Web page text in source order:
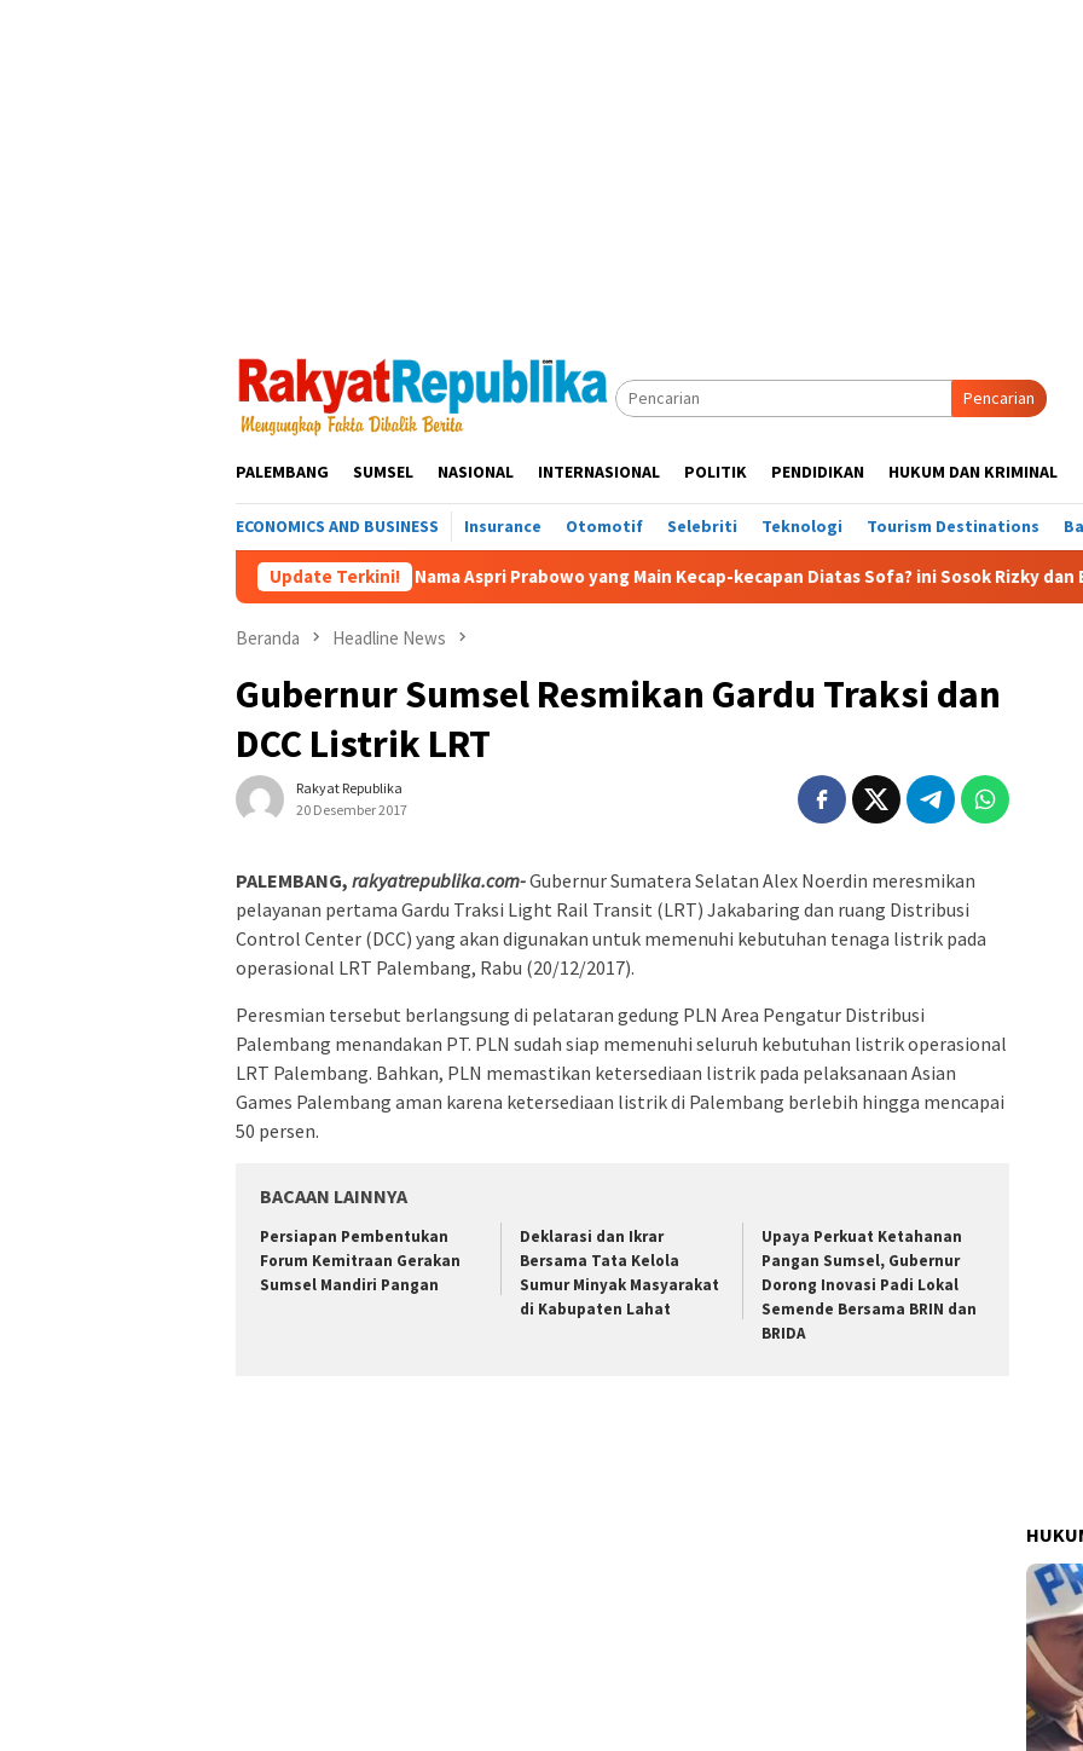
Pencarian
PALEMBANG SUMSEL NASIONAL INTERNASIONAL POLITIK PENDIDIKAN HUKUM DAN KRIMINAL
ECONOMICS AND BUSINESS Insurance Otomotif Selebriti Teknologi Tourism Destinations
Update Terkini!
Siapa sich Nama Aspri Prabowo yang Main Kecap-kecapan Diatas Sofa? ini Sosok Rizky dan Eka yang Viral
Beranda Headline News
Gubernur Sumsel Resmikan Gardu Traksi dan
DCC Listrik LRT
Rakyat Republika
20 Desember 2017
PALEMBANG, rakyatrepublika.com-Gubernur Sumatera Selatan Alex Noerdin meresmikan
pelayanan pertama Gardu Traksi Light Rail Transit (LRT) Jakabaring dan ruang Distribusi
Control Center (DCC) yang akan digunakan untuk memenuhi kebutuhan tenaga listrik pada
operasional LRT Palembang, Rabu (20/12/2017).
Peresmian tersebut berlangsung di pelataran gedung PLN Area Pengatur Distribusi
Palembang menandakan PT. PLN sudah siap memenuhi seluruh kebutuhan listrik operasional
LRT Palembang. Bahkan, PLN memastikan ketersediaan listrik pada pelaksanaan Asian
Games Palembang aman karena ketersediaan listrik di Palembang berlebih hingga mencapai
50 persen.
BACAAN LAINNYA
Persiapan Pembentukan
Forum Kemitraan Gerakan
Sumsel Mandiri Pangan
Deklarasi dan Ikrar
Bersama Tata Kelola
Sumur Minyak Masyarakat
di Kabupaten Lahat
Upaya Perkuat Ketahanan
Pangan Sumsel, Gubernur
Dorong Inovasi Padi Lokal
Semende Bersama BRIN dan
BRIDA